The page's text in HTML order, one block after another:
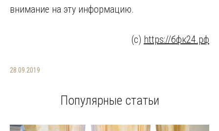
внимание на эту информацию.
(с) https://бфк24.рф
28.09.2019
Популярные статьи